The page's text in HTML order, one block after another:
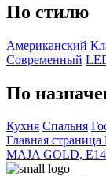
По стилю
Американский
Современный
По
Кухня Спальня
Главная страница
MAJA GOLD,